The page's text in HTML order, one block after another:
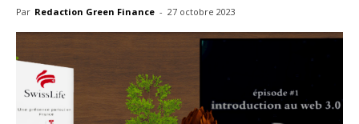
Par Redaction Green Finance - 27 octobre 2023